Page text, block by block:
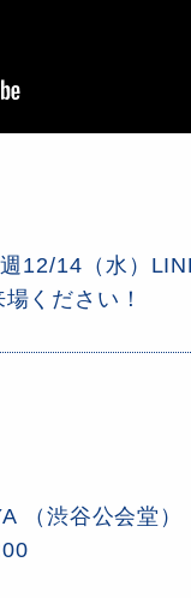
12/14（水）
ください！
（渋谷公会堂）